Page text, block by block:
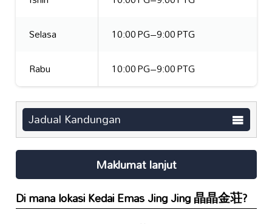
Selasa
10:00 PG–9:00 PTG
Rabu
10:00 PG–9:00 PTG
Jadual Kandungan
Maklumat lanjut
Di mana lokasiKedai Emas Jing Jing 晶晶金荘?